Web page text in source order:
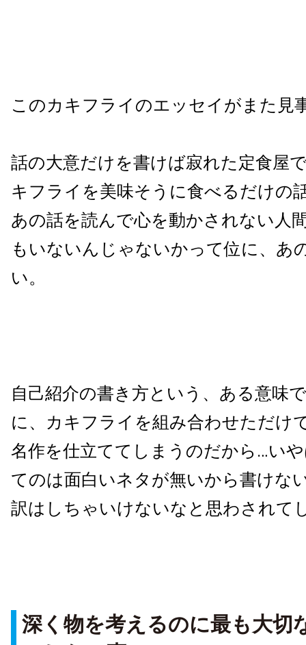
このカキフライのエッセイがまた見
話の大意だけを書けば寂れた定食屋
キフライを美味そうに食べるだけの
あの話を読んで心を動かされない人
もいないんじゃないかって位に、あ
い。
自己紹介の書き方という、ある意味
に、カキフライを組み合わせただけ
名作を仕立ててしまうのだから…い
てのは面白いネタが無いから書けな
訳はしちゃいけないなと思わされて
深く物を考えるのに最も大切